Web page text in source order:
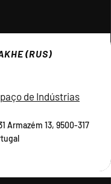
(RUS)
de Indústrias
Armazém 13, 9500-317